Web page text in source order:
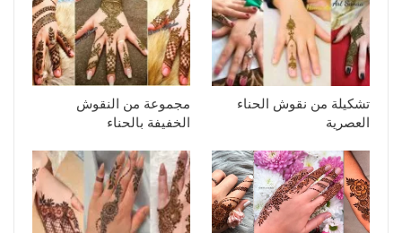
تشكيلة من نقوش الحناء
العصرية
مجموعة من النقوش
الخفيفة بالحناء